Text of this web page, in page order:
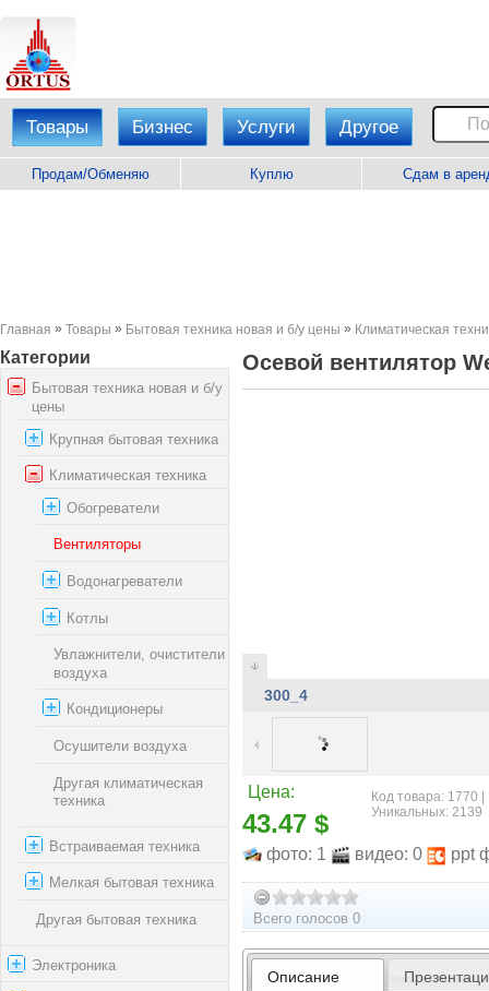
Товары Бизнес Услуги Другое
Продам/Обменяю Куплю Сдам в
Главная » Товары » Бытовая техника новая и б/у цены » Климатическая
Категории
Бытовая техника новая и б/у
цены
Крупная бытовая техника
Климатическая техника
Обогреватели
Вентиляторы
Водонагреватели
Котлы
Увлажнители, очистители
воздуха
Кондиционеры
Осушители воздуха
Другая климатическая
техника
Встраиваемая техника
Мелкая бытовая техника
Другая бытовая техника
Электроника
Осевой вентилятор
300_4
Цена:
43.47 $
Код товара: 1770
Уникальных: 2139
фото: 1 видео: 0 ppt
Всего голосов 0
Описание